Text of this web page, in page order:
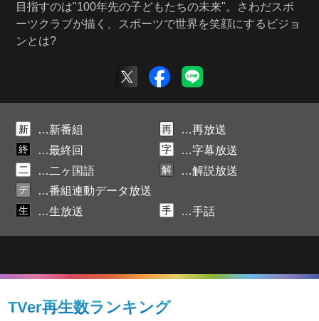
目指すのは"100年先の子どもたちの未来"。さわだスポ
ーツクラブが描く、スポーツで世界を笑顔にするビジョ
ンとは?
新 …新番組 再 …再放送
終 …最終回 字 …字幕放送
二 …二ヶ国語 解 …解説放送
デ …番組連動データ放送
生 …生放送 手 …手話
TVer再生数ランキング